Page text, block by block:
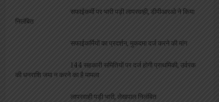
सफाईकर्मी पर भारी पड़ी लापरवाही, डीपीआरओ ने किया
निलंबित
सफाईकर्मियों का प्रदर्शन, मुकदमा दर्ज करने की मांग
144 सहकारी समितियों पर दर्ज होगी प्राथमिकी, उर्वरक
की धनराशि जमा न करने का है मामला
लापरवाही पड़ी भारी, लेखपाल निलंबित